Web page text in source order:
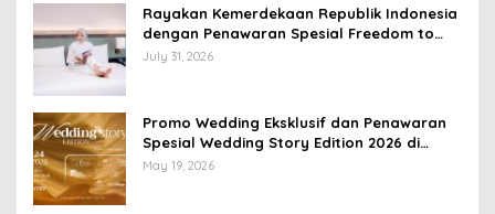
Rayakan Kemerdekaan Republik Indonesia
dengan Penawaran Spesial Freedom to
Relax di Holiday Inn Lampung Bukit Randu
July 31, 2026
Promo Wedding Eksklusif dan Penawaran
Spesial Wedding Story Edition 2026 di
Swiss-Belhotel Lampung
May 19, 2026